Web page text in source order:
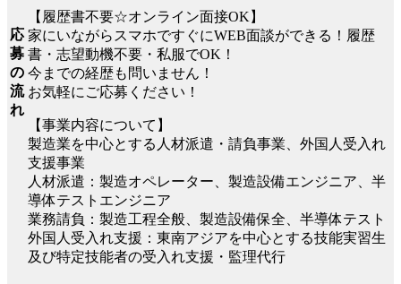
応
募
の
流
れ
【履歴書不要☆オンライン面接OK】
家にいながらスマホですぐにWEB面談ができる！履歴
書・志望動機不要・私服でOK！
今までの経歴も問いません！
お気軽にご応募ください！
【事業内容について】
製造業を中心とする人材派遣・請負事業、外国人受入れ
支援事業
人材派遣：製造オペレーター、製造設備エンジニア、半
導体テストエンジニア
業務請負：製造工程全般、製造設備保全、半導体テスト
外国人受入れ支援：東南アジアを中心とする技能実習生
及び特定技能者の受入れ支援・監理代行